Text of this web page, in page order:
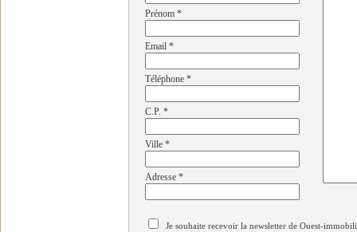
Prénom *
Email *
Téléphone *
C.P. *
Ville *
Adresse *
Je souhaite recevoir la newsletter de Ouest-